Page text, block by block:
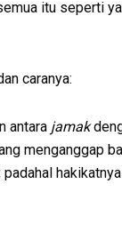
itu seperti
caranya:
antara jamak
menganggap
padahal